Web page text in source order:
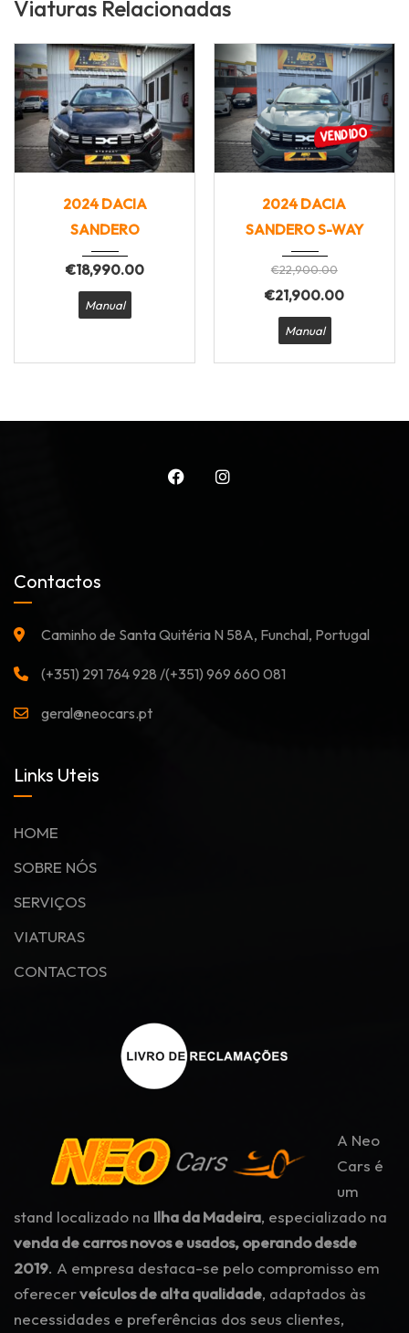
Viaturas Relacionadas
17545
2024 DACIA
SANDERO
€18,990.00
Manual
19750
2024 DACIA
SANDERO S-WAY
€22,900.00
€21,900.00
Manual
Contactos
Caminho de Santa Quitéria N 58A, Funchal, Portugal
(+351) 291 764 928 /(+351) 969 660 081
geral@neocars.pt
Links Uteis
HOME
SOBRE NÓS
SERVIÇOS
VIATURAS
CONTACTOS
A Neo
Cars é
um
stand localizado na Ilha da Madeira, especializado na
venda de carros novos e usados, operando desde
2019. A empresa destaca-se pelo compromisso em
oferecerveículos de alta qualidade, adaptados às
necessidades e preferências dos seus clientes,